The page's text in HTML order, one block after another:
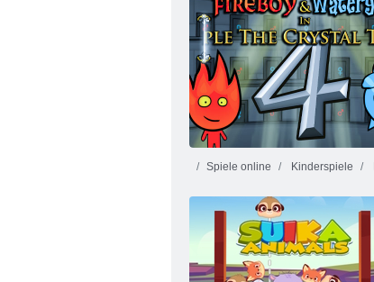
Bubble Shooter endlos
Spiele online Kinderspiele